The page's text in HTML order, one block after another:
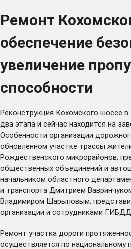
Ремонт
обеспечение
увеличение
способности
Реконструкция Кохомского шоссе
два этапа и сейчас находится на
Особенности организации
обновленном участке трассы
Рождественского микрорайонов,
общественных объединений и
начальником областного
и транспорта Дмитрием
Владимиром Шарыповым,
организации и сотрудниками ГИБДД.
Ремонт участка дороги
осуществляется по национальному